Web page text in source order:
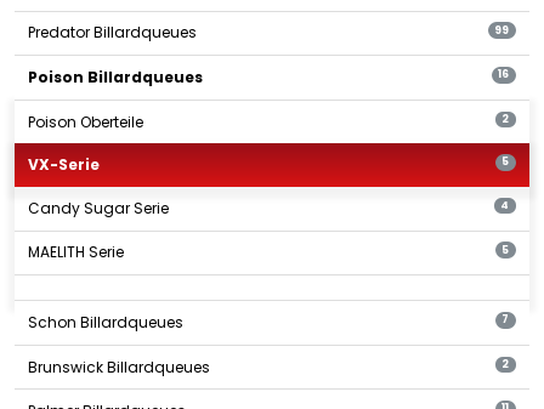
Predator Billardqueues 99
Poison Billardqueues 16
Poison Oberteile 2
VX-Serie 5
Candy Sugar Serie 4
MAELITH Serie 5
Schon Billardqueues 7
Brunswick Billardqueues 2